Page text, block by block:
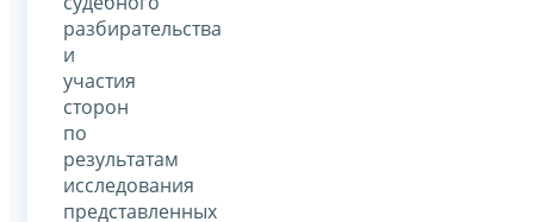
разбирательства
и
участия
сторон
по
результатам
исследования
представленных